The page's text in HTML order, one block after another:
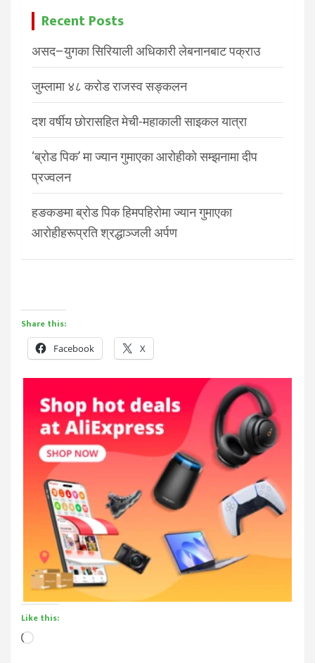
Recent Posts
असद–युगका सिरियाली अधिकारी लेबनानबाट पक्राउ
जुम्लामा ४८ करोड राजस्व सङ्कलन
दश वर्षीय छोरासहित मेची-महाकाली साइकल यात्रा
‘ब्रोड पिक’ मा ज्यान गुमाएका आरोहीको सम्झनामा दीप
प्रज्वलन
हङकङमा ब्रोड पिक हिमपहिरोमा ज्यान गुमाएका
आरोहीहरूप्रति श्रद्धाञ्जली अर्पण
Share this:
Facebook X
Like this:
Loading…